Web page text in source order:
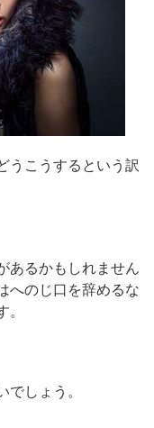
うこうするという訳
あるかもしれません
へのじ口を辞めるな
。
でしょう。